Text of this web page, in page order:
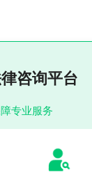
咨询平台
专业服务